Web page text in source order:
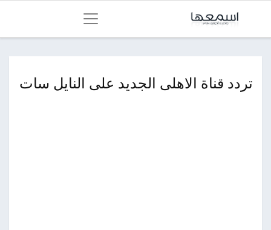
تردد قناة الاهلى الجديد على النايل سات